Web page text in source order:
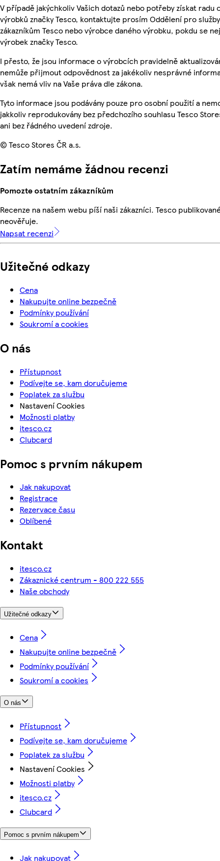
V případě jakýchkoliv Vašich dotazů nebo potřeby získat radu
výrobků značky Tesco, kontaktujte prosím Oddělení pro služby
zákazníkům Tesco nebo výrobce daného výrobku, pokdu se
výrobek značky Tesco.
I přesto, že jsou informace o výrobcích pravidelně
nemůže přijmout odpovědnost za jakékoliv nesprávné
však nemá vliv na Vaše práva dle zákona.
Tyto informace jsou podávány pouze pro osobní použití a
jakkoliv reprodukovány bez předchozího souhlasu Tesco
ani bez řádného uvedení zdroje.
© Tesco Stores ČR a.s.
Zatím nemáme žádnou recenzi
Pomozte ostatním zákazníkům
Recenze na našem webu píší naši zákazníci. Tesco
neověřuje.
Napsat recenzi
Užitečné odkazy
Cena
Nakupujte online bezpečně
Podmínky používání
Soukromí a cookies
O nás
Přístupnost
Podívejte se, kam doručujeme
Poplatek za službu
Nastavení Cookies
Možnosti platby
itesco.cz
Clubcard
Pomoc s prvním nákupem
Jak nakupovat
Registrace
Rezervace času
Oblíbené
Kontakt
itesco.cz
Zákaznické centrum - 800 222 555
Naše obchody
Užitečné odkazy
Cena
Nakupujte online bezpečně
Podmínky používání
Soukromí a cookies
O nás
Přístupnost
Podívejte se, kam doručujeme
Poplatek za službu
Nastavení Cookies
Možnosti platby
itesco.cz
Clubcard
Pomoc s prvním nákupem
Jak nakupovat